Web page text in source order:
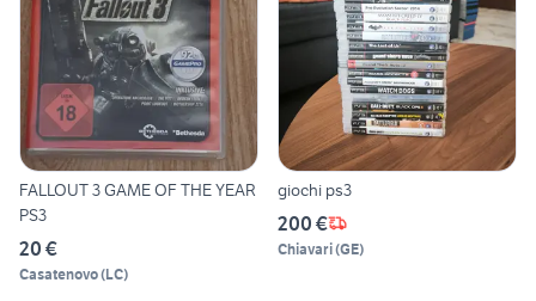
FALLOUT 3 GAME OF THE YEAR
PS3
20 €
Casatenovo(LC)
giochi ps3
200 €
Chiavari(GE)